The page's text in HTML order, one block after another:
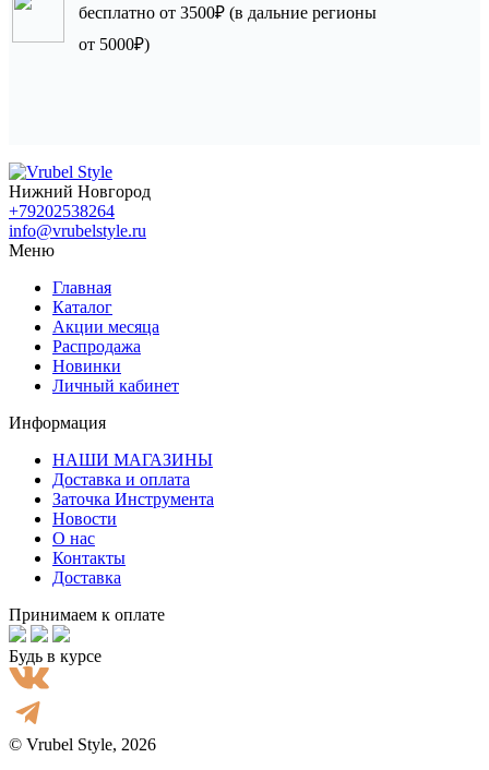
бесплатно от 3500₽ (в дальние регионы
от 5000₽)
Нижний Новгород
+79202538264
info@vrubelstyle.ru
Меню
Главная
Каталог
Акции месяца
Распродажа
Новинки
Личный кабинет
Информация
НАШИ МАГАЗИНЫ
Доставка и оплата
Заточка Инструмента
Новости
О нас
Контакты
Доставка
Принимаем к оплате
Будь в курсе
© Vrubel Style, 2026